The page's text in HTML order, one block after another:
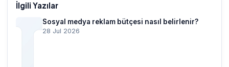
İlgili Yazılar
Sosyal medya reklam bütçesi nasıl belirlenir?
28 Jul 2026